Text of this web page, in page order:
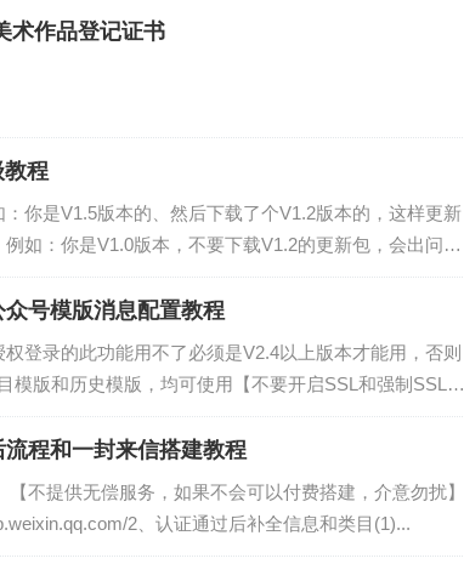
文案自己编）
术作品登记证书
教程
你是V1.5版本的、然后下载了个V1.2版本的，这样更新
如：你是V1.0版本，不要下载V1.2的更新包，会出问
众号模版消息配置教程
登录的此功能用不了必须是V2.4以上版本才能用，否则
模版和历史模版，均可使用【不要开启SSL和强制SSL，
流程和一封来信搭建教程
【不提供无偿服务，如果不会可以付费搭建，介意勿扰】
2、认证通过后补全信息和类目(1)...